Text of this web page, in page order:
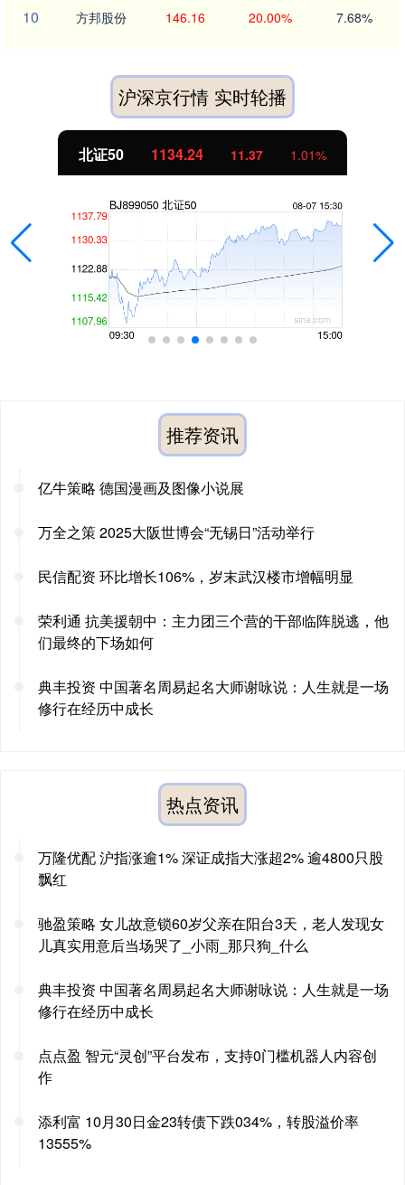
10 方邦股份 146.16 20.00% 7.68%
沪深京行情 实时轮播
北证50 1134.24 11.37 1.01%
推荐资讯
亿牛策略 德国漫画及图像小说展
万全之策 2025大阪世博会“无锡日”活动举行
民信配资 环比增长106%，岁末武汉楼市增幅明显
荣利通 抗美援朝中：主力团三个营的干部临阵脱逃，他
们最终的下场如何
典丰投资 中国著名周易起名大师谢咏说：人生就是一场
修行在经历中成长
热点资讯
万隆优配 沪指涨逾1% 深证成指大涨超2% 逾4800只股
飘红
驰盈策略 女儿故意锁60岁父亲在阳台3天，老人发现女
儿真实用意后当场哭了_小雨_那只狗_什么
典丰投资 中国著名周易起名大师谢咏说：人生就是一场
修行在经历中成长
点点盈 智元“灵创”平台发布，支持0门槛机器人内容创
作
添利富 10月30日金23转债下跌034%，转股溢价率
13555%